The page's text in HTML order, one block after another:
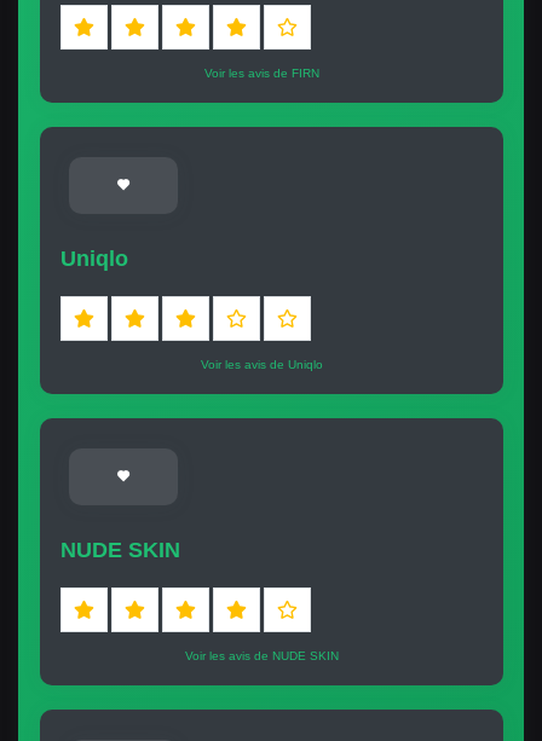
Voir les avis de FIRN
Uniqlo
Voir les avis de Uniqlo
NUDE SKIN
Voir les avis de NUDE SKIN